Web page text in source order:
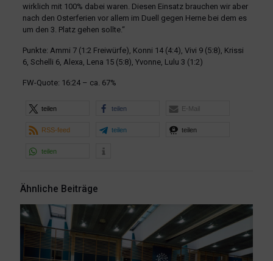
wirklich mit 100% dabei waren. Diesen Einsatz brauchen wir aber
nach den Osterferien vor allem im Duell gegen Herne bei dem es
um den 3. Platz gehen sollte.“
Punkte: Ammi 7 (1:2 Freiwürfe), Konni 14 (4:4), Vivi 9 (5:8), Krissi
6, Schelli 6, Alexa, Lena 15 (5:8), Yvonne, Lulu 3 (1:2)
FW-Quote: 16:24 – ca. 67%
teilen teilen E-Mail
RSS-feed teilen teilen
teilen
Ähnliche Beiträge